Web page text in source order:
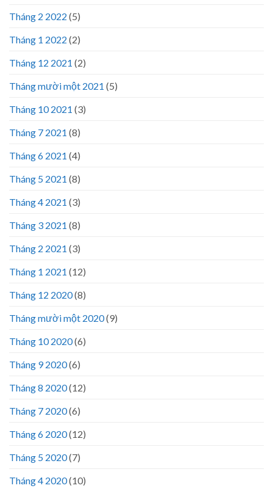
Tháng 2 2022 (5)
Tháng 1 2022 (2)
Tháng 12 2021 (2)
Tháng mười một 2021 (5)
Tháng 10 2021 (3)
Tháng 7 2021 (8)
Tháng 6 2021 (4)
Tháng 5 2021 (8)
Tháng 4 2021 (3)
Tháng 3 2021 (8)
Tháng 2 2021 (3)
Tháng 1 2021 (12)
Tháng 12 2020(8)
Tháng mười một 2020(9)
Tháng 10 2020(6)
Tháng 9 2020(6)
Tháng 8 2020(12)
Tháng 7 2020(6)
Tháng 6 2020(12)
Tháng 5 2020(7)
Tháng 4 2020(10)